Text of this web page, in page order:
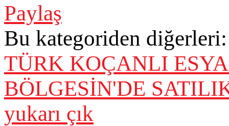
Paylaş
Bu kategoriden diğerleri:
TÜRK KOÇANLI
BÖLGESİN'DE
yukarı çık